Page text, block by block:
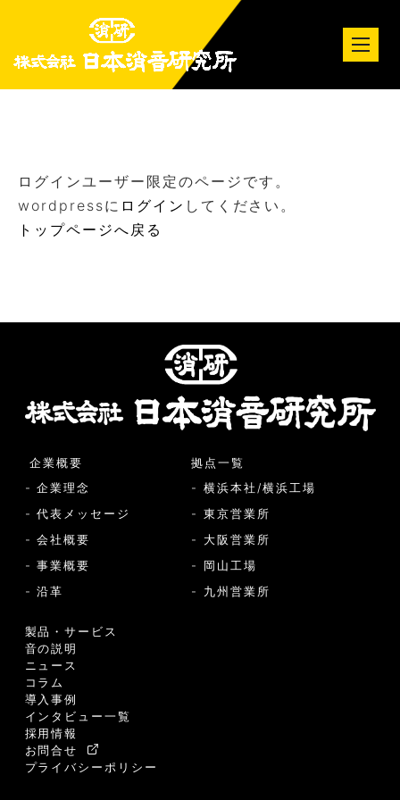
ログインユーザー限定のページです。
wordpressに ログイン してください。
トップページへ戻る
企業概要
- 企業理念
- 代表メッセージ
- 会社概要
- 事業概要
- 沿革
製品・サービス
音の説明
ニュース
コラム
導入事例
インタビュー一覧
採用情報
お問合せ
プライバシーポリシー
拠点一覧
- 横浜本社/横浜工場
- 東京営業所
- 大阪営業所
- 岡山工場
- 九州営業所